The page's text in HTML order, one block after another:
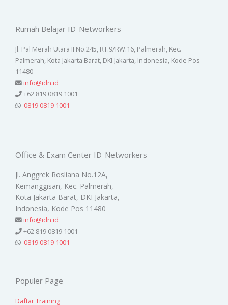
Rumah Belajar ID-Networkers
Jl. Pal Merah Utara II No.245, RT.9/RW.16, Palmerah, Kec.
Palmerah, Kota Jakarta Barat, DKI Jakarta, Indonesia, Kode Pos
11480
info@idn.id
+62 819 0819 1001
0819 0819 1001
Office & Exam Center ID-Networkers
Jl. Anggrek Rosliana No.12A,
Kemanggisan, Kec. Palmerah,
Kota Jakarta Barat, DKI Jakarta,
Indonesia, Kode Pos 11480
info@idn.id
+62 819 0819 1001
0819 0819 1001
Populer Page
Daftar Training